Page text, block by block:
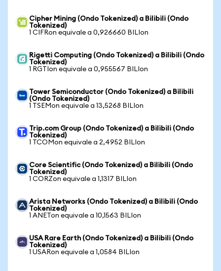
Cipher Mining (Ondo Tokenized) a Bilibili (Ondo
Tokenized)
1 CIFRon equivale a 0,926660 BILIon
Rigetti Computing (Ondo Tokenized) a Bilibili (Ondo
Tokenized)
1 RGTIon equivale a 0,955567 BILIon
Tower Semiconductor (Ondo Tokenized) a Bilibili
(Ondo Tokenized)
1 TSEMon equivale a 13,5268 BILIon
Trip.com Group (Ondo Tokenized) a Bilibili (Ondo
Tokenized)
1 TCOMon equivale a 2,4952 BILIon
Core Scientific (Ondo Tokenized) a Bilibili (Ondo
Tokenized)
1 CORZon equivale a 1,1317 BILIon
Arista Networks (Ondo Tokenized) a Bilibili (Ondo
Tokenized)
1 ANETon equivale a 10,1563 BILIon
USA Rare Earth (Ondo Tokenized) a Bilibili (Ondo
Tokenized)
1 USARon equivale a 1,0584 BILIon